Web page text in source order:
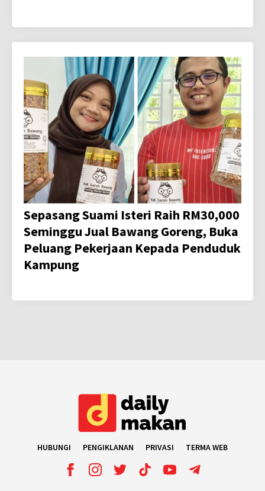
Sepasang Suami Isteri Raih RM30,000
Seminggu Jual Bawang Goreng, Buka
Peluang Pekerjaan Kepada Penduduk
Kampung
HUBUNGI PENGIKLANAN PRIVASI TERMA WEB